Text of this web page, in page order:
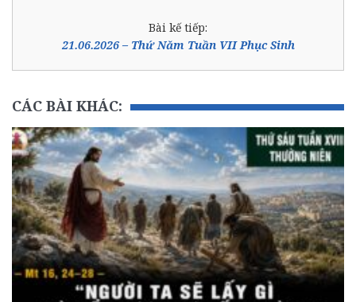
Bài kế tiếp:
21.06.2026 – Thứ Năm Tuần VII Phục Sinh
CÁC BÀI KHÁC: